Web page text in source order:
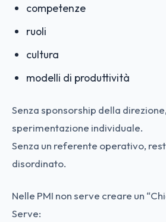
competenze
ruoli
cultura
modelli di produttività
Senza sponsorship della
sperimentazione individuale.
Senza un referente operativo,
disordinato.
Nelle PMI non serve creare un
Serve: